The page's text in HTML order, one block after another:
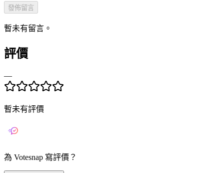
發佈留言
暫未有留言。
評價
—
暫未有評價
為 Votesnap 寫評價？